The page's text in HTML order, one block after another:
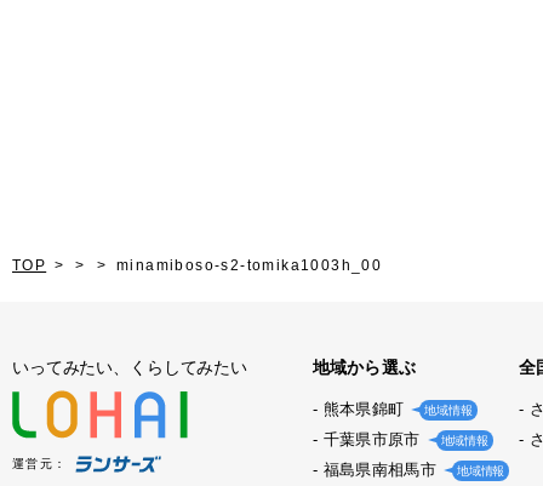
TOP minamiboso-s2-tomika1003h_00
いってみたい、くらしてみたい
運営元：
地域から選ぶ
熊本県錦町 地域情報
千葉県市原市 地域情報
福島県南相馬市 地域情報
全